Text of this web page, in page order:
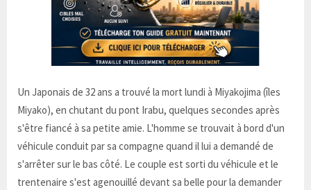
Un Japonais de 32 ans a trouvé la mort lundi à Miyakojima (îles
Miyako), en chutant du pont Irabu, quelques secondes après
s'être fiancé à sa petite amie. L'homme se trouvait à bord d'un
véhicule conduit par sa compagne quand il lui a demandé de
s'arrêter sur le bas côté. Le couple est sorti du véhicule et le
trentenaire s'est agenouillé devant sa belle pour la demander